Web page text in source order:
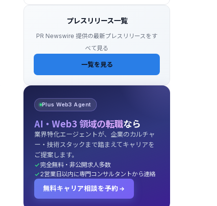
プレスリリース一覧
PR Newswire 提供の最新プレスリリースをす
べて見る
一覧を見る
Plus Web3 Agent
AI・Web3 領域の転職なら
業界特化エージェントが、企業のカルチャ
ー・技術スタックまで踏まえてキャリアを
ご提案します。
完全無料・非公開求人多数
2営業日以内に専門コンサルタントから連絡
無料キャリア相談を予約